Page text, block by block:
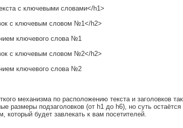
с ключевыми словами</h1>
с ключевым словом №1</h2>
ключевого слова №1
с ключевым словом №2</h2>
ключевого слова №2
механизма по расположению текста и заголовков
размеры подзаголовков (от h1 до h6), но суть
который будет завлекать к вам посетителей.